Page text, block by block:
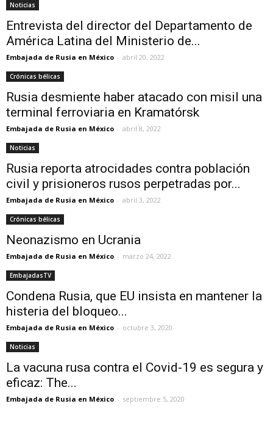
Noticias
Entrevista del director del Departamento de
América Latina del Ministerio de...
Embajada de Rusia en México - abril 20, 2022
Crónicas bélicas
Rusia desmiente haber atacado con misil una
terminal ferroviaria en Kramatórsk
Embajada de Rusia en México - abril 8, 2022
Noticias
Rusia reporta atrocidades contra población
civil y prisioneros rusos perpetradas por...
Embajada de Rusia en México - abril 3, 2022
Crónicas bélicas
Neonazismo en Ucrania
Embajada de Rusia en México - marzo 24, 2022
EmbajadasTV
Condena Rusia, que EU insista en mantener la
histeria del bloqueo...
Embajada de Rusia en México - octubre 3, 2020
Noticias
La vacuna rusa contra el Covid-19 es segura y
eficaz: The...
Embajada de Rusia en México - septiembre 5, 2020